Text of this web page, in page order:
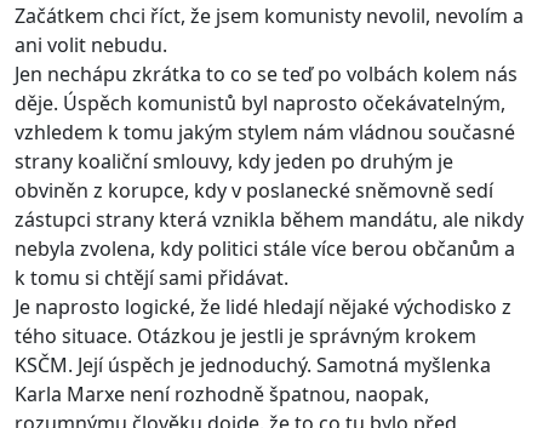
Začátkem chci říct, že jsem komunisty nevolil, nevolím a
ani volit nebudu.
Jen nechápu zkrátka to co se teď po volbách kolem nás
děje. Úspěch komunistů byl naprosto očekávatelným,
vzhledem k tomu jakým stylem nám vládnou současné
strany koaliční smlouvy, kdy jeden po druhým je
obviněn z korupce, kdy v poslanecké sněmovně sedí
zástupci strany která vznikla během mandátu, ale nikdy
nebyla zvolena, kdy politici stále více berou občanům a
k tomu si chtějí sami přidávat.
Je naprosto logické, že lidé hledají nějaké východisko z
tého situace. Otázkou je jestli je správným krokem
KSČM. Její úspěch je jednoduchý. Samotná myšlenka
Karla Marxe není rozhodně špatnou, naopak,